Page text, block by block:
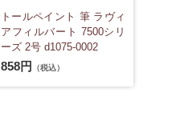
トールペイント 筆 ラヴィ
アフィルバート 7500シリ
ーズ 2号 d1075-0002
858円 （税込）